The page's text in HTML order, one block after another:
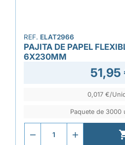
REF. ELAT2966
PAJITA DE PAPEL
6X230MM
51,95
0,017 €/
Paquete de 3000